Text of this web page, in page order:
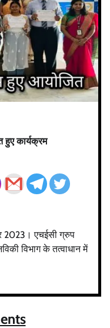
हुए कार्यक्रम
2023। एचईसी ग्रुप
विभाग के तत्वाधान में